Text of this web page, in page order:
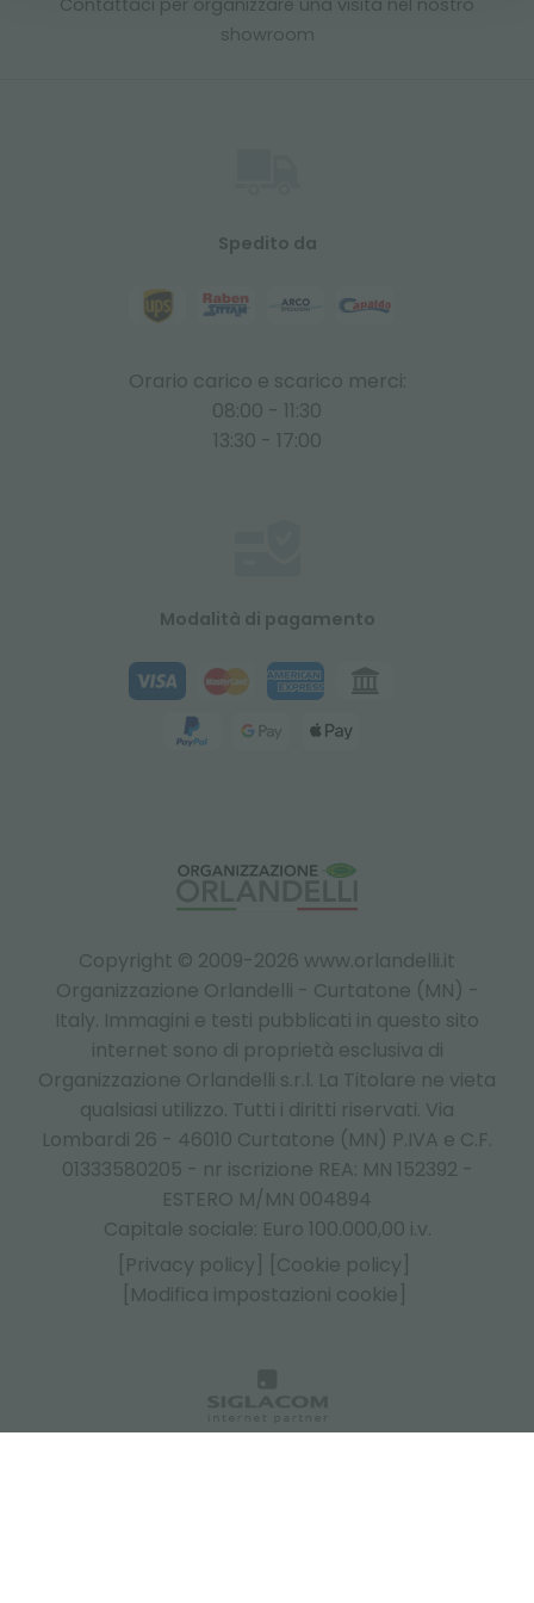
Contattaci per organizzare una visita nel nostro
showroom
Copyright © 2009-2026 www.orlandelli.it
Organizzazione Orlandelli - Curtatone (MN) -
Italy. Immagini e testi pubblicati in questo sito
internet sono di proprietà esclusiva di
Organizzazione Orlandelli s.r.l. La Titolare ne vieta
qualsiasi utilizzo. Tutti i diritti riservati. Via
Lombardi 26 - 46010 Curtatone (MN) P.IVA e C.F.
01333580205 - nr iscrizione REA: MN 152392 -
ESTERO M/MN 004894
Capitale sociale: Euro 100.000,00 i.v.
[Privacy policy]
[Cookie policy]
[Modifica impostazioni cookie]
Spedito da
Orario carico e scarico merci:
08:00 - 11:30
13:30 - 17:00
Modalità di pagamento